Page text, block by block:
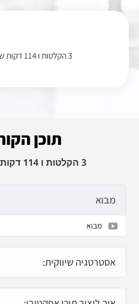
3 הקלטות ו 114 דקות של וידאו
תוכן
3 הקלטות ו 114 דקות של וידאו
מבוא
מבוא
אסטרטגיה שיווקית: